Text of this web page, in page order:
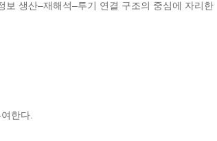
생산–재해석–투기 연결 구조의 중심에 자리한
한다.